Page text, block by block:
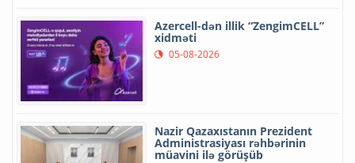
Azercell-dən illik “ZengimCELL”
xidməti
05-08-2026
Nazir Qazaxıstanın Prezident
Administrasiyası rəhbərinin
müavini ilə görüşüb